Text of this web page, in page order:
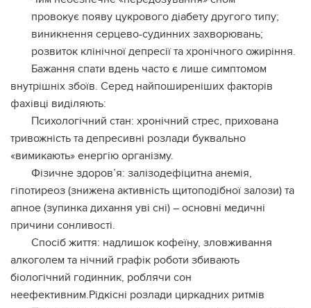
провокує появу цукрового діабету другого типу;
виникнення серцево-судинних захворювань;
розвиток клінічної депресії та хронічного ожиріння.
Бажання спати вдень часто є лише симптомом
внутрішніх збоїв. Серед найпоширеніших факторів
фахівці виділяють:
Психологічний стан: хронічний стрес, прихована
тривожність та депресивні розлади буквально
«вимикають» енергію організму.
Фізичне здоров’я: залізодефіцитна анемія,
гіпотиреоз (знижена активність щитоподібної залози) та
апное (зупинка дихання уві сні) – основні медичні
причини сонливості.
Спосіб життя: надлишок кофеїну, зловживання
алкоголем та нічний графік роботи збивають
біологічний годинник, роблячи сон
неефективним.Рідкісні розлади циркадних ритмів